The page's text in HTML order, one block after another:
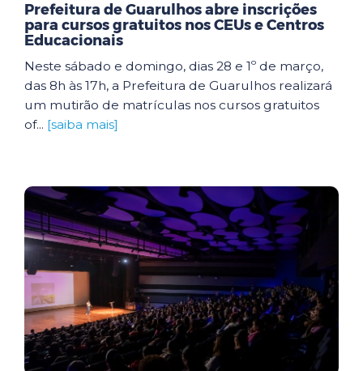
Prefeitura de Guarulhos abre inscrições
para cursos gratuitos nos CEUs e Centros
Educacionais
Neste sábado e domingo, dias 28 e 1º de março,
das 8h às 17h, a Prefeitura de Guarulhos realizará
um mutirão de matrículas nos cursos gratuitos
of... [saiba mais]